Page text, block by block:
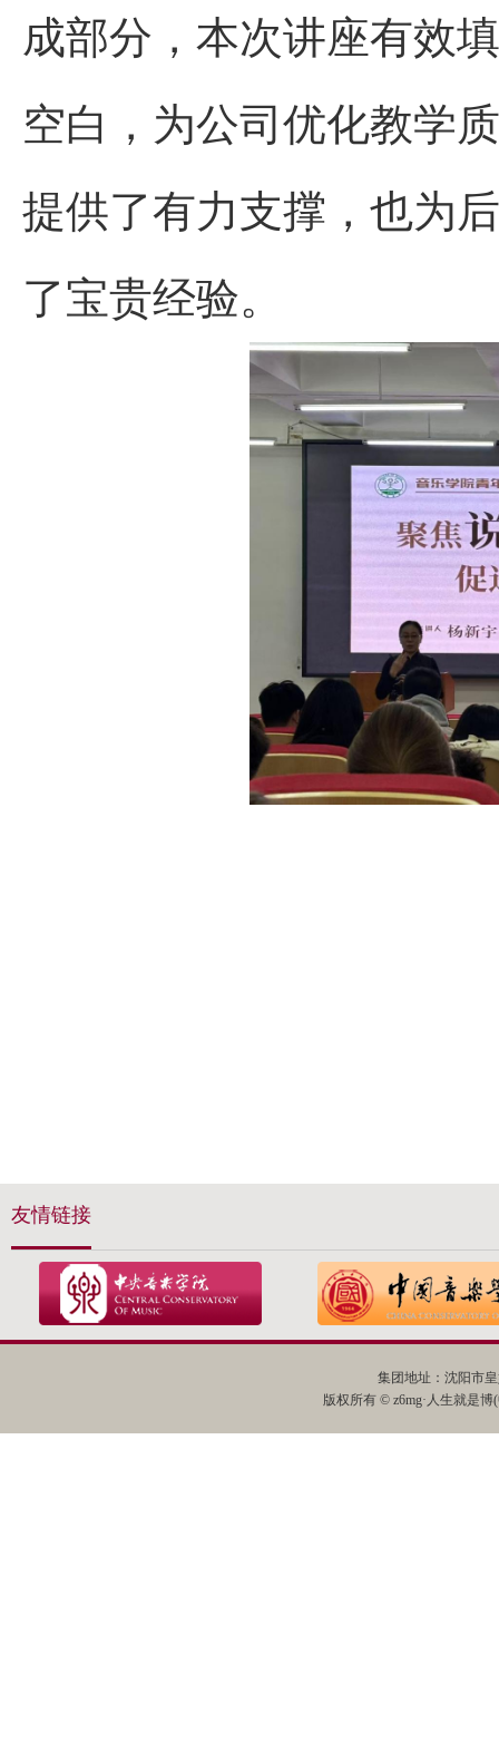
成部分，本次讲座有效
空白，为公司优化教学
提供了有力支撑，也为
了宝贵经验。
友情链接
集团地址：沈阳市
版权所有 © z6mg·人生就是